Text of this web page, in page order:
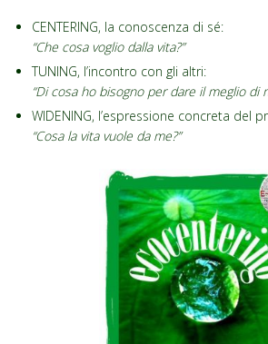
CENTERING, la conoscenza di sé:
“Che cosa voglio dalla vita?”
TUNING, l’incontro con gli altri:
“Di cosa ho bisogno per dare il meglio di
WIDENING, l’espressione concreta del
“Cosa la vita vuole da me?”